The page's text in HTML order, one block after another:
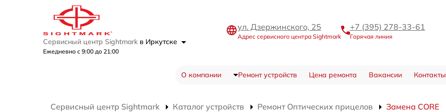
Сервисный центр Sightmark в Иркутске
Ежедневно с 9:00 до 21:00
ул. Дзержинского, 25
Адрес сервисного центра Sightmark
+7 (395) 278-33-61
Горячая линия
О компании Ремонт устройств Цена ремонта Вакансии Контакты
Сервисный центр Sightmark Каталог устройств Ремонт Оптических прицелов Замена CORE